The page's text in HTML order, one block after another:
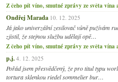
Z čeho pít víno, smutné zprávy ze světa
Ondřej Marada 10. 12. 2025
Já jako univerzální zesilovač vůně pužívám
zjistil, že stejnou službu udělají opě…
Z čeho pít víno, smutné zprávy ze světa
p.j. 4. 12. 2025
Pořád jsem přesvědčený, že pro titul typu
tortura sklenkou riedel sommelier bur…